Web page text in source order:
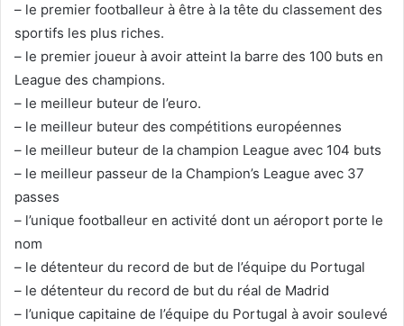
– le premier footballeur à être à la tête du classement des
sportifs les plus riches.
– le premier joueur à avoir atteint la barre des 100 buts en
League des champions.
– le meilleur buteur de l’euro.
– le meilleur buteur des compétitions européennes
– le meilleur buteur de la champion League avec 104 buts
– le meilleur passeur de la Champion’s League avec 37
passes
– l’unique footballeur en activité dont un aéroport porte le
nom
– le détenteur du record de but de l’équipe du Portugal
– le détenteur du record de but du réal de Madrid
– l’unique capitaine de l’équipe du Portugal à avoir soulevé